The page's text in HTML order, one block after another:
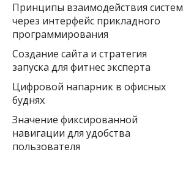
Принципы взаимодействия систем
через интерфейс прикладного
программирования
Создание сайта и стратегия
запуска для фитнес эксперта
Цифровой напарник в офисных
буднях
Значение фиксированной
навигации для удобства
пользователя